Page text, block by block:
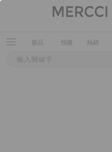
新品 預購 熱銷